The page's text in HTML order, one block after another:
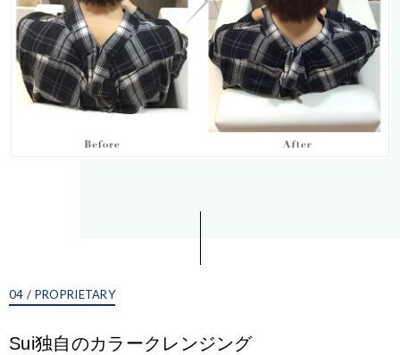
04 / PROPRIETARY
Sui独自のカラークレンジング